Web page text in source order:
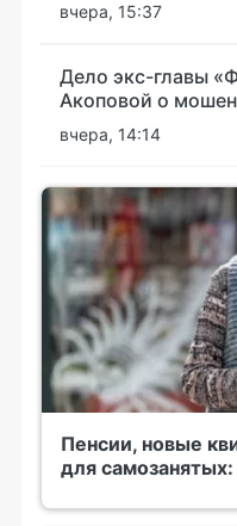
вчера, 15:37
Дело экс-главы
Акоповой о
вчера, 14:14
Пенсии, новые
для самозанятых: